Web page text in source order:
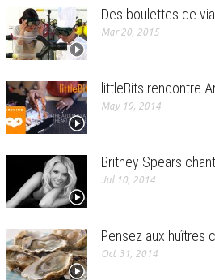
Des boulettes de
Mar 20, 2015
littleBits rencontre
May 19, 2014
Britney Spears
Jul 10, 2014
Pensez aux huîtres
Oct 31, 2014